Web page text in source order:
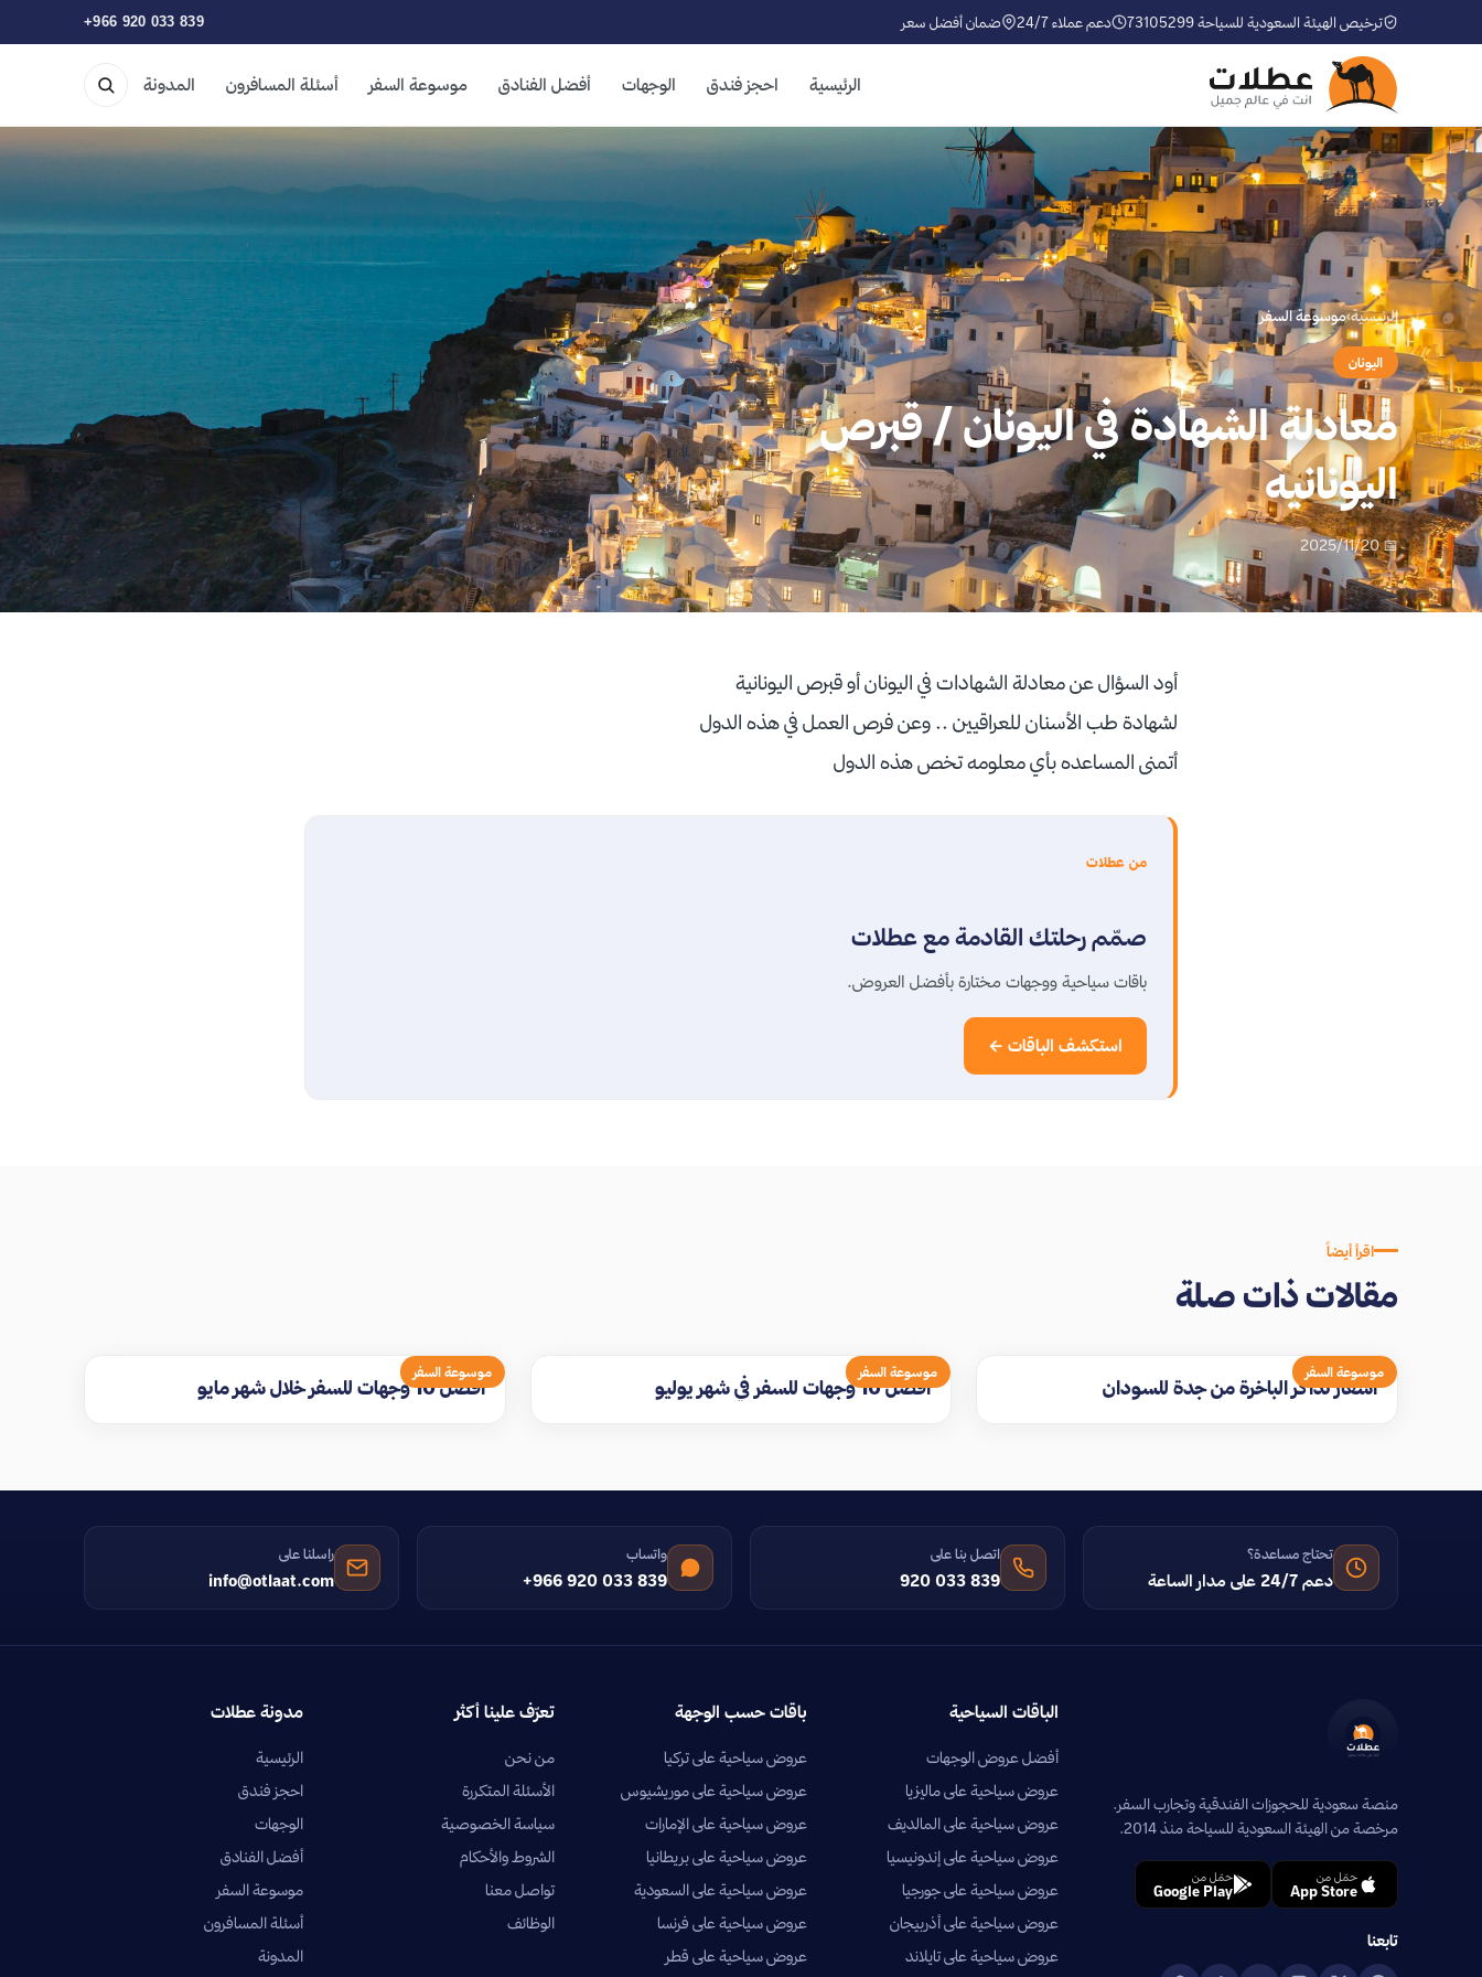
ترخيص الهيئة السعودية للسياحة 73105299 دعم عملاء 24/7 ضمان أفضل سعر +966 920 033 839
الرئيسية احجز فندق الوجهات أفضل الفنادق موسوعة السفر أسئلة المسافرون المدونة
الرئيسية›موسوعة السفر
اليونان
معادلة الشهادة في اليونان / قبرص
اليونانيه
📅 2025/11/20
أود السؤال عن معادلة الشهادات في اليونان أو قبرص اليونانية
لشهادة طب الأسنان للعراقيين .. وعن فرص العمل في هذه الدول
أتمنى المساعده بأي معلومه تخص هذه الدول
من عطلات
صمّم رحلتك القادمة مع عطلات
باقات سياحية ووجهات مختارة بأفضل العروض.
استكشف الباقات ←
اقرأ أيضاً
مقالات ذات صلة
موسوعة السفر
اسعار تذاكر الباخرة من جدة للسودان
موسوعة السفر
افضل 10 وجهات للسفر في شهر يوليو
موسوعة السفر
افضل 10 وجهات للسفر خلال شهر مايو
تحتاج مساعدة؟
دعم 24/7 على مدار الساعة
اتصل بنا على
920 033 839
واتساب
+966 920 033 839
راسلنا على
info@otlaat.com
منصة سعودية للحجوزات الفندقية وتجارب السفر.
مرخصة من الهيئة السعودية للسياحة منذ 2014.
حمّل من
App Store
حمّل من
Google Play
تابعنا
الباقات السياحية
أفضل عروض الوجهات
عروض سياحية على ماليزيا
عروض سياحية على المالديف
عروض سياحية على إندونيسيا
عروض سياحية على جورجيا
عروض سياحية على أذربيجان
عروض سياحية على تايلاند
باقات حسب الوجهة
عروض سياحية على تركيا
عروض سياحية على موريشيوس
عروض سياحية على الإمارات
عروض سياحية على بريطانيا
عروض سياحية على السعودية
عروض سياحية على فرنسا
عروض سياحية على قطر
تعرّف علينا أكثر
من نحن
الأسئلة المتكررة
سياسة الخصوصية
الشروط والأحكام
تواصل معنا
الوظائف
مدونة عطلات
الرئيسية
احجز فندق
الوجهات
أفضل الفنادق
موسوعة السفر
أسئلة المسافرون
المدونة